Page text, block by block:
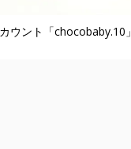
ウント「chocobaby.10」